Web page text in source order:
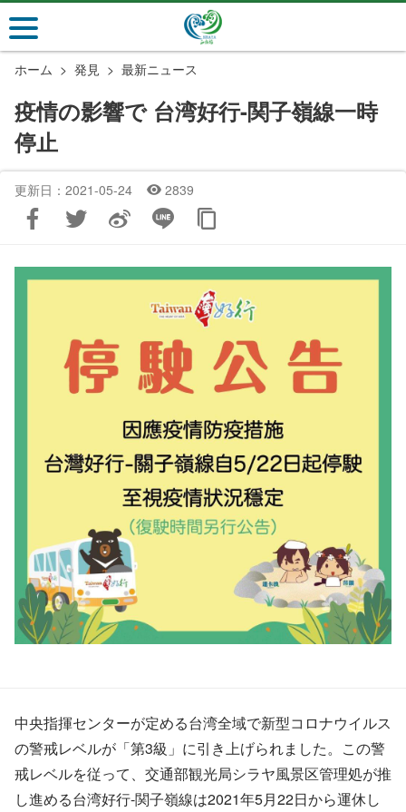
メ
イ
ン
ホーム 発見 最新ニュース
疫情の影響で 台湾好行-関子嶺線一時
停止
更新日：2021-05-24 2839
中央指揮センターが定める台湾全域で新型コロナウイルス
の警戒レベルが「第3級」に引き上げられました。この警
戒レベルを従って、交通部観光局シラヤ風景区管理処が推
し進める台湾好行-関子嶺線は2021年5月22日から運休し